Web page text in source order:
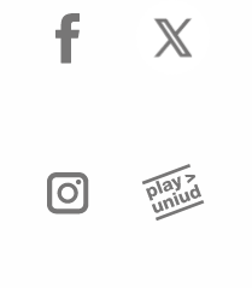
facebook